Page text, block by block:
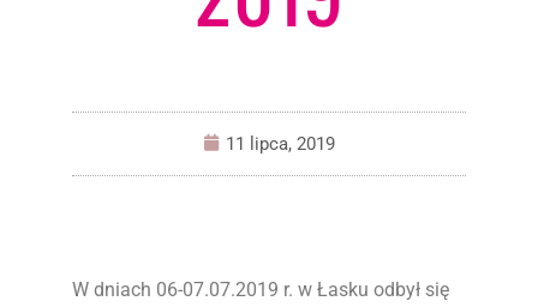
11 lipca, 2019
W dniach 06-07.07.2019 r. w Łasku odbył się